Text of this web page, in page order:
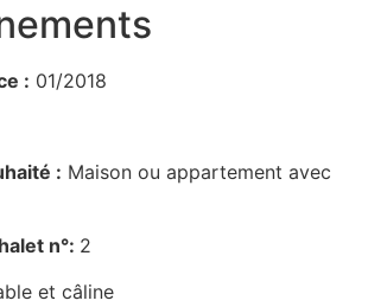
: 01/2018
: Maison ou appartement avec
n°: 2
et câline